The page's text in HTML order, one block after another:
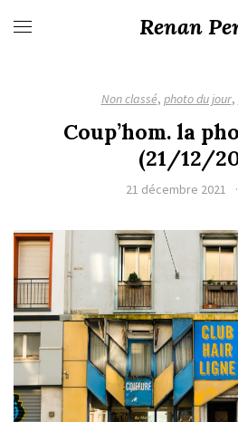
Renan
Non classé, photo du jour,
Coup’hom. la
(21/12/
21 décembre 2021 ·